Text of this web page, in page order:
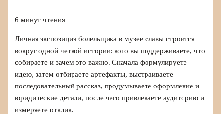
6 минут чтения
Личная экспозиция болельщика в музее славы строится
вокруг одной четкой истории: кого вы поддерживаете, что
собираете и зачем это важно. Сначала формулируете
идею, затем отбираете артефакты, выстраиваете
последовательный рассказ, продумываете оформление и
юридические детали, после чего привлекаете аудиторию и
измеряете отклик.